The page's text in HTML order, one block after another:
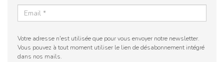
Votre adresse n'est utilisée que pour vous envoyer notre newsletter.
Vous pouvez à tout moment utiliser le lien de désabonnement intégré
dans nos mails.